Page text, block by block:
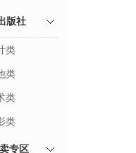
版社
类
类
类
类
专区